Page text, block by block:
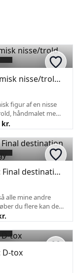
Keramisk nisse/trold figur
figur af en nisse
håndmalet med
i ansigt og hår.
står stabilt på
og fremstår i fin
som
antikvitet ti...
kr.
DVD: Final destination thrill-ogy
alle mine andre
du flere kan de
på samme fragt.
D-tox